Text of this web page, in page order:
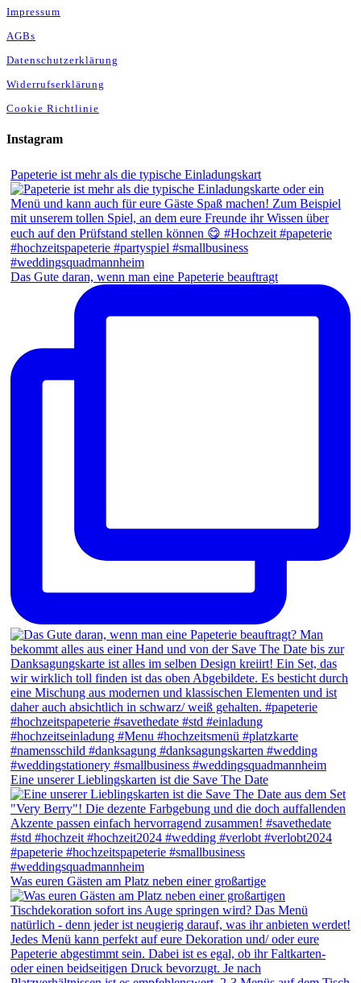
Impressum
AGBs
Datenschutzerklärung
Widerrufserklärung
Cookie Richtlinie
Instagram
Papeterie ist mehr als die typische Einladungskart
Das Gute daran, wenn man eine Papeterie beauftragt
Eine unserer Lieblingskarten ist die Save The Date
Was euren Gästen am Platz neben einer großartige